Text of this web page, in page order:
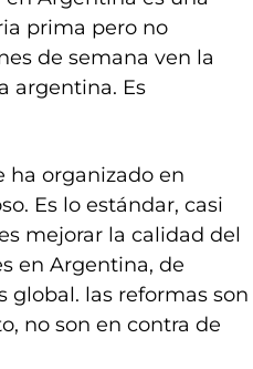
prima pero no
de semana ven la
argentina. Es
ha organizado en
Es lo estándar, casi
mejorar la calidad del
en Argentina, de
las reformas son
no son en contra de